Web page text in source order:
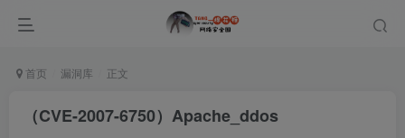
首页 漏洞库 正文
（CVE-2007-6750）Apache_ddos